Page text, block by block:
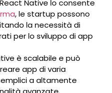
Native lo consente
, le startup possono
la necessità di
per lo sviluppo di app
è scalabile e può
app di varia
a altamente